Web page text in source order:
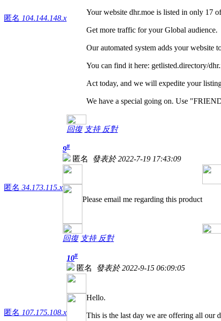
匿名 104.144.148.x
Your website dhr.moe is listed in only 17
Get more traffic for your Global audience.
Our automated system adds your website
You can find it here: getlisted.directory/
Act today, and we will expedite your
We have a special going on. Use
回復 支持 反對
匿名 34.173.115.x
9#
匿名 發表於 2022-7-19 17:43:09
Please email me regarding this product
回復 支持 反對
匿名 107.175.108.x
10#
匿名 發表於 2022-9-15 06:09:05
Hello.
This is the last day we are offering all our